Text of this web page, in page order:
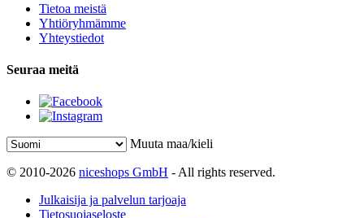
Tietoa meistä
Yhtiöryhmämme
Yhteystiedot
Seuraa meitä
Muuta maa/kieli
© 2010-2026 niceshops GmbH - All rights reserved.
Julkaisija ja palvelun tarjoaja
Tietosuojaseloste